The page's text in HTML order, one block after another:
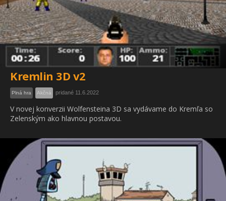
Kremlin 3D v2
Plná hra Akčná pridané 11.6.2022
V novej konverzii Wolfensteina 3D sa vydávame do Kremľa so
Zelenským ako hlavnou postavou.